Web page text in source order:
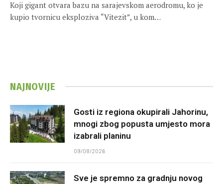
Koji gigant otvara bazu na sarajevskom aerodromu, ko je
kupio tvornicu eksploziva “Vitezit”, u kom…
NAJNOVIJE
Gosti iz regiona okupirali Jahorinu,
mnogi zbog popusta umjesto mora
izabrali planinu
09/08/2026
Sve je spremno za gradnju novog